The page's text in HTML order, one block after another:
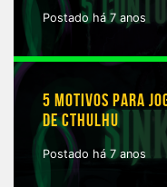
Postado há 7 anos
5 MOTIVOS PARA
DE CTHULHU
Postado há 7 anos